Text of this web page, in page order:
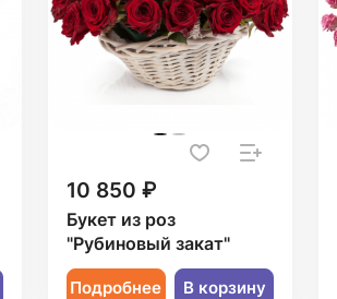
10 850 ₽
Букет из роз
"Рубиновый закат"
Подробнее В корзину